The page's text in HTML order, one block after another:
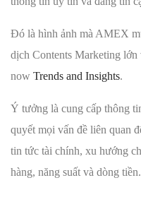
Đó là hình ảnh mà AMEX
dịch Contents Marketing
now Trends and Insights.
Ý tưởng là cung cấp thông
quyết mọi vấn đề liên quan
tin tức tài chính, xu hướng
hàng, năng suất và dòng tiền.